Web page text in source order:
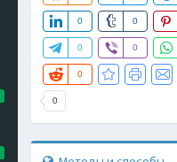
0 0
0 0
0
0